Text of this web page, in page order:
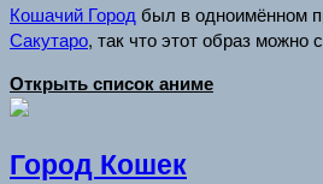
Кошачий Город был в одноимённом
Сакутаро, так что этот образ можно
Открыть список аниме
Город Кошек